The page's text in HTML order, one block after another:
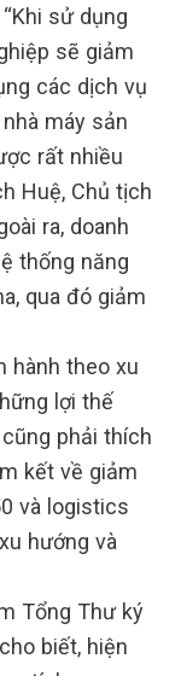
sử dụng
sẽ giảm
các dịch vụ
máy sản
rất nhiều
Huệ, Chủ tịch
ra, doanh
thống năng
qua đó giảm
hành theo xu
lợi thế
phải thích
kết về giảm
và logistics
hướng và
Tổng Thư ký
biết, hiện